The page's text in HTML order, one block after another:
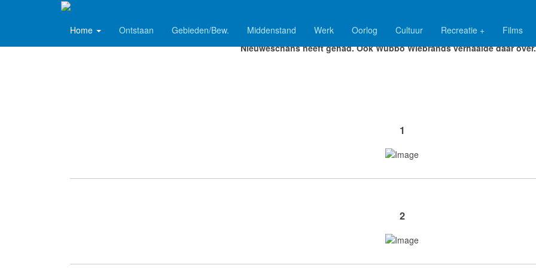
Home
Ontstaan Gebieden/Bew. Middenstand Werk Oorlog Cultuur Recreatie + Films
Pieter van Genderen Stort is /was wellicht de meest besproken
Nieuweschans heeft gehad.Ook Wubbo Wiebrands verhaalde daar
1
2